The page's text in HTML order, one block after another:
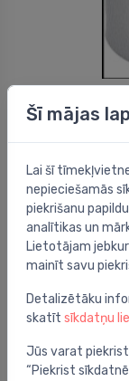
Rozetes
⬤ Stedo
6.17 €
Šī mājas
Lai šī
nepieciešamās
piekrišanu
analītikas un
Lietotājam
mainīt savu
Detalizētāku
skatīt sīkdatņu
Jūs varat
“Piekrist